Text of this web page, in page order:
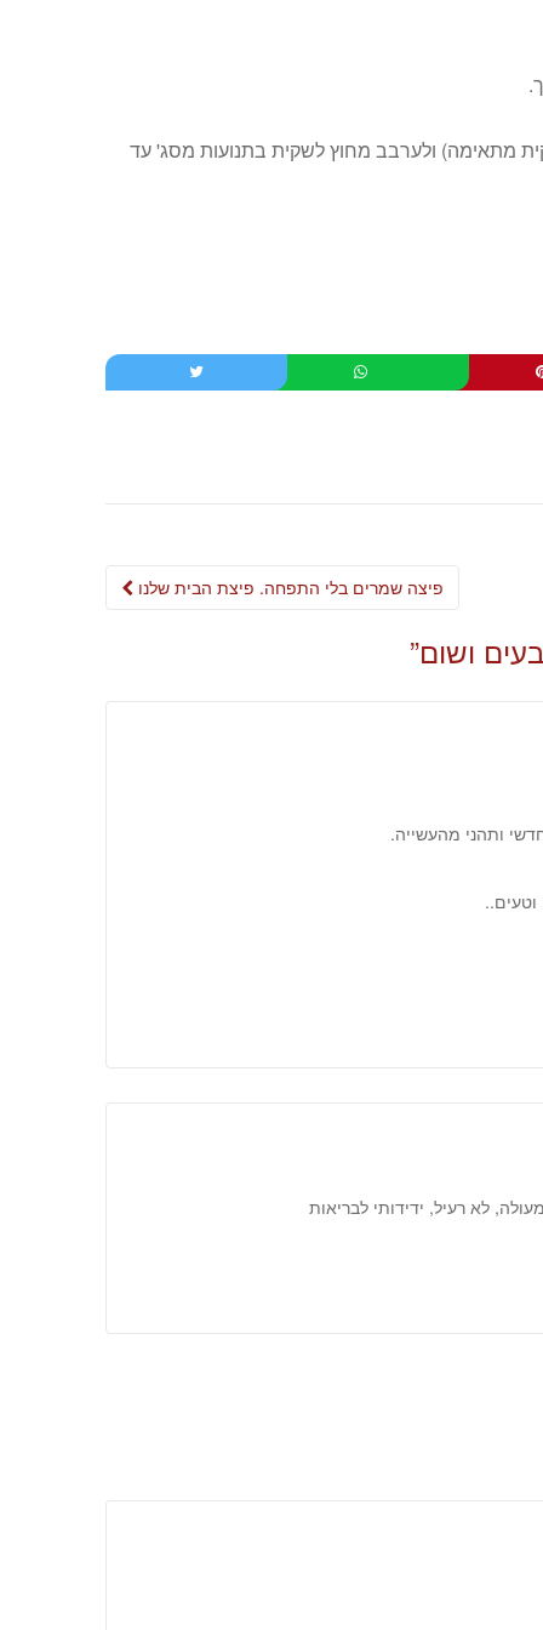
מתאימה) ולערבב מחוץ לשקית בתנועות מסג' עד
Post
פיצה שמרים בלי התפחה. פיצת הבית שלנו
ושום”
וטעים..
לא רעיל, ידידותי לבריאות